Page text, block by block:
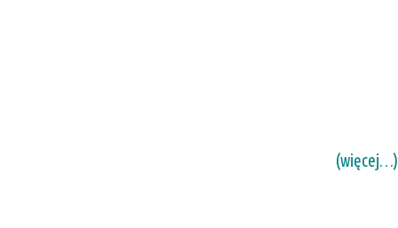
(więcej…)